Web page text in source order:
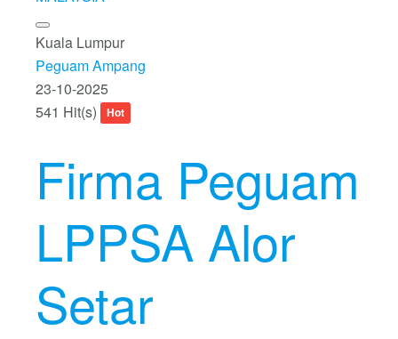
Kuala Lumpur
Peguam Ampang
23-10-2025
541 Hit(s)
Hot
Firma Peguam
LPPSA Alor
Setar